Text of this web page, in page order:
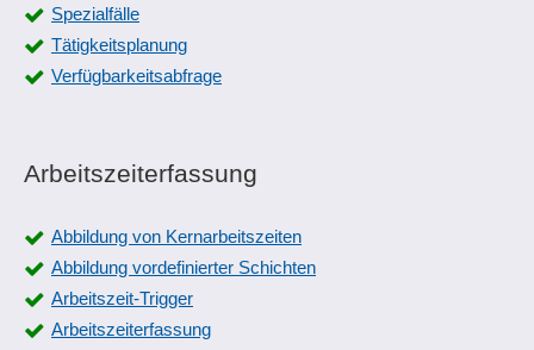
Spezialfälle
Tätigkeitsplanung
Verfügbarkeitsabfrage
Arbeitszeiterfassung
Abbildung von Kernarbeitszeiten
Abbildung vordefinierter Schichten
Arbeitszeit-Trigger
Arbeitszeiterfassung